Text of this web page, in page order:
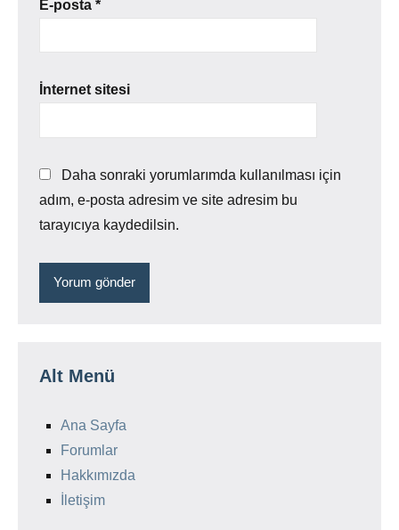
E-posta *
İnternet sitesi
Daha sonraki yorumlarımda kullanılması için
adım, e-posta adresim ve site adresim bu
tarayıcıya kaydedilsin.
Alt Menü
Ana Sayfa
Forumlar
Hakkımızda
İletişim